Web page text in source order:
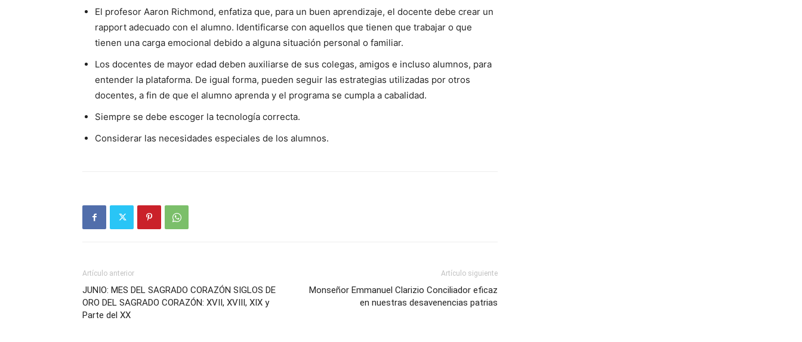
El profesor Aaron Richmond, enfatiza que, para un buen aprendizaje, el docente debe crear un
rapport adecuado con el alumno. Identificarse con aquellos que tienen que trabajar o que
tienen una carga emocional debido a alguna situa­ción personal o fami­liar.
Los docentes de ma­yor edad deben auxi­liarse de sus colegas, amigos e incluso alumnos, para
entender la plataforma. De igual forma, pueden seguir las estrategias utilizadas por otros
docentes, a fin de que el alumno aprenda y el programa se cumpla a cabalidad.
Siempre se debe escoger la tecnología correcta.
Considerar las necesidades especiales de los alumnos.
Artículo anterior
JUNIO: MES DEL SAGRADO CORAZÓN SIGLOS DE
ORO DEL SAGRADO CORAZÓN: XVII, XVIII, XIX y
Parte del XX
Artículo siguiente
Monseñor Emmanuel Clarizio Conciliador eficaz
en nuestras desavenencias patrias